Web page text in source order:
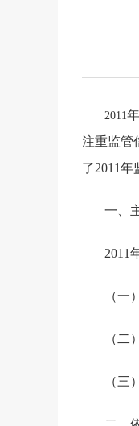
2011
注重监管
了2011年
一、
2011
（一
（二
（三）